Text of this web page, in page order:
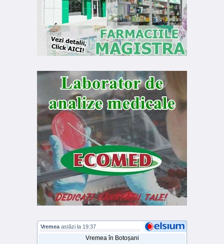
Vremea astăzi la 19:37
Vremea în Botoșani